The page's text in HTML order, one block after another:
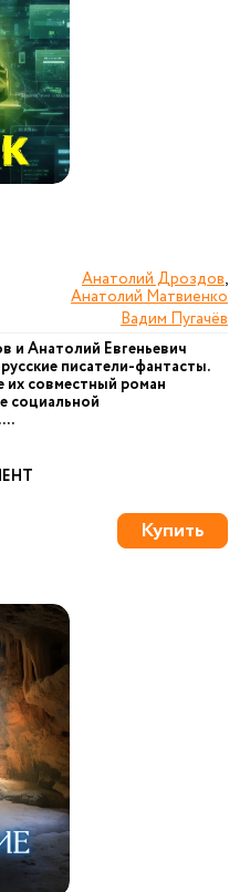
Анатолий Дроздов,
Анатолий Матвиенко
Вадим Пугачёв
Анатолий Евгеньевич
писатели-фантасты.
их совместный роман
социальной
Купить